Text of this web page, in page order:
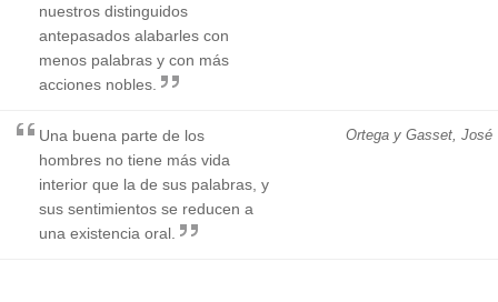
nuestros distinguidos
antepasados alabarles con
menos palabras y con más
acciones nobles.
Ortega y Gasset, José
Una buena parte de los
hombres no tiene más vida
interior que la de sus palabras, y
sus sentimientos se reducen a
una existencia oral.